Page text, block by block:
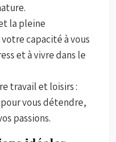
la pleine
capacité à vous
et à vivre dans le
travail et loisirs :
vous détendre,
passions.